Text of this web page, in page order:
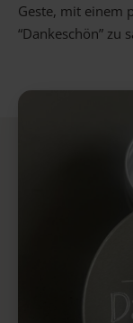
Die schönsten
FAQ Häufig
Schneller
Geste, mit einem
“Dankeschön” zu